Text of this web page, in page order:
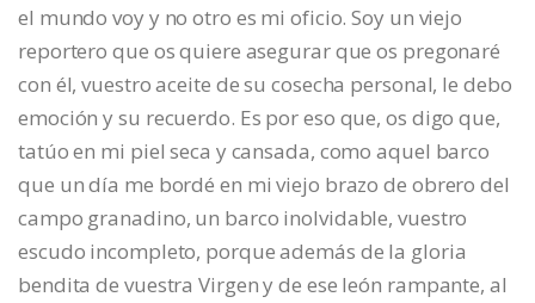
el mundo voy y no otro es mi oficio. Soy un viejo
reportero que os quiere asegurar que os pregonaré
con él, vuestro aceite de su cosecha personal, le debo
emoción y su recuerdo. Es por eso que, os digo que,
tatúo en mi piel seca y cansada, como aquel barco
que un día me bordé en mi viejo brazo de obrero del
campo granadino, un barco inolvidable, vuestro
escudo incompleto, porque además de la gloria
bendita de vuestra Virgen y de ese león rampante, al